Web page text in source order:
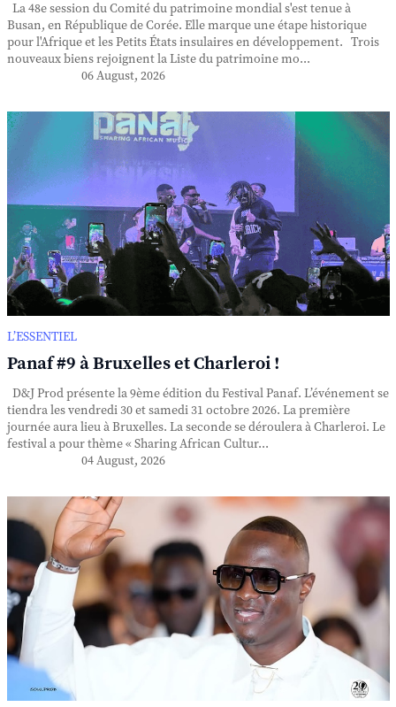
La 48e session du Comité du patrimoine mondial s'est tenue à
Busan, en République de Corée. Elle marque une étape historique
pour l'Afrique et les Petits États insulaires en développement. Trois
nouveaux biens rejoignent la Liste du patrimoine mo...
06 August, 2026
L’ESSENTIEL
Panaf #9 à Bruxelles et Charleroi !
D&J Prod présente la 9ème édition du Festival Panaf. L’événement se
tiendra les vendredi 30 et samedi 31 octobre 2026. La première
journée aura lieu à Bruxelles. La seconde se déroulera à Charleroi. Le
festival a pour thème « Sharing African Cultur...
04 August, 2026